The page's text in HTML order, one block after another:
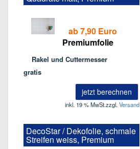
ab 7,90 Euro
Premiumfolie
Rakel und Cuttermesser
gratis
jetzt berechnen
inkl. 19 % MwSt.zzgl.Versand
DecoStar / Dekofolie, schmale
Streifen weiss, Premium